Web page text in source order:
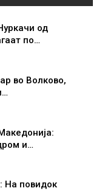
од
по…
во Волково,
и…
На повидок